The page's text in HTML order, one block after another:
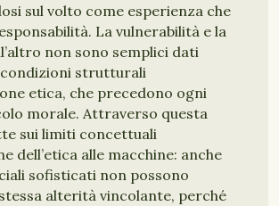
sul volto come esperienza che
La vulnerabilità e la
non sono semplici dati
strutturali
etica, che precedono ogni
morale. Attraverso questa
sui limiti concettuali
dell’etica alle macchine: anche
sofisticati non possono
alterità vincolante, perché